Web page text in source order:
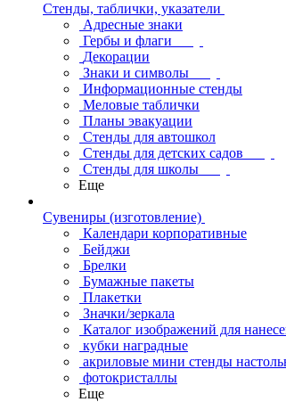
Стенды, таблички, указатели
Адресные знаки
Гербы и флаги
Декорации
Знаки и символы
Информационные стенды
Меловые таблички
Планы эвакуации
Стенды для автошкол
Стенды для детских садов
Стенды для школы
Еще
Сувениры (изготовление)
Календари корпоративные
Бейджи
Брелки
Бумажные пакеты
Плакетки
Значки/зеркала
Каталог изображений для
кубки наградные
акриловые мини стенды
фотокристаллы
Еще